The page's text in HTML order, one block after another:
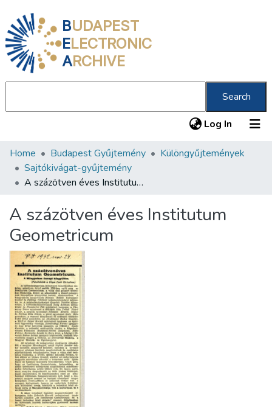
BUDAPEST
ELECTRONIC
ARCHIVE
Search
Log In (current)
Communities & Collections
All of DSpace
About us
Home Budapest Gyűjtemény
Különgyűjtemények
Sajtókivágat-gyűjtemény
A százötven éves Institutum Geometricum
A százötven éves Institutum
Geometricum